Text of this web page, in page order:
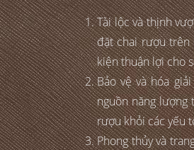
Tài lộc và thịnh
đặt chai rượu trên
kiện thuận lợi cho
Bảo vệ và hóa
nguồn năng lượng
rượu khỏi các yếu
Phong thủy và